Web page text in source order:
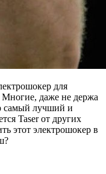
для
Многие, даже не держа
самый лучший и
Taser от других
этот электрошокер в